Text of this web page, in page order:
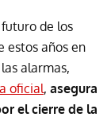
de los
estos años en
alarmas,
oficial, asegura
el cierre de la